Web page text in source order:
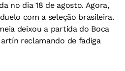
no dia 18 de agosto. Agora,
com a seleção brasileira.
deixou a partida do Boca
reclamando de fadiga